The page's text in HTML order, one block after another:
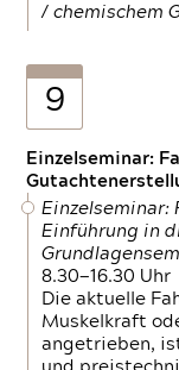
/ chemischem
9
Einzelseminar:
Einzelseminar:
Einführung in
8.30—16.30 Uhr
Die aktuelle
Muskelkraft
angetrieben,